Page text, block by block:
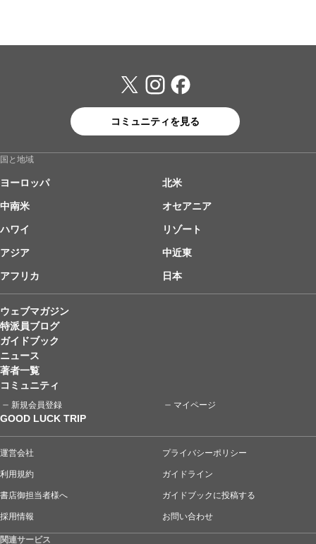
コミュニティを見る
国と地域
ヨーロッパ 北米
中南米 オセアニア
ハワイ リゾート
アジア 中近東
アフリカ 日本
ウェブマガジン
特派員ブログ
ガイドブック
ニュース
著者一覧
コミュニティ
新規会員登録 マイページ
GOOD LUCK TRIP
運営会社 プライバシーポリシー
利用規約 ガイドライン
書店御担当者様へ ガイドブックに投稿する
採用情報 お問い合わせ
関連サービス